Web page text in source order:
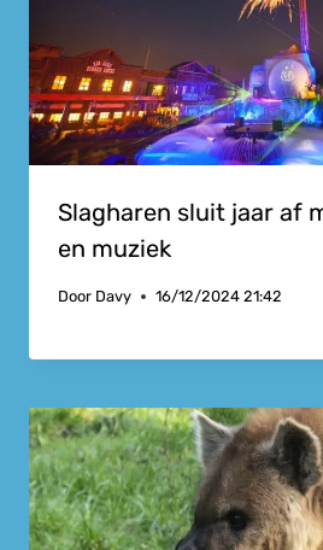
Slagharen sluit jaar af
en muziek
Door Davy 16/12/2024 21:42